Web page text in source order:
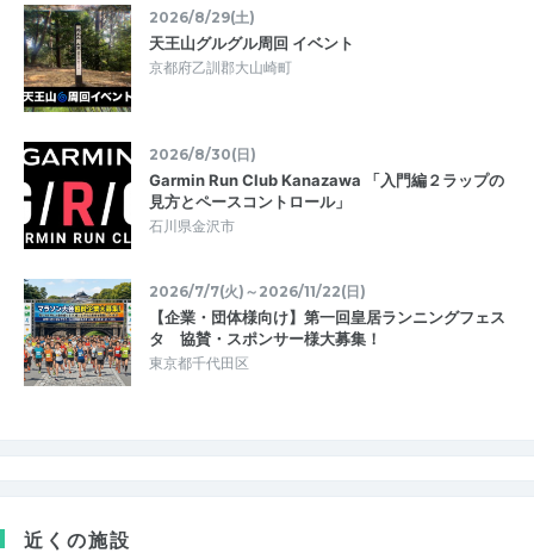
2026/8/29(土)
天王山グルグル周回 イベント
京都府乙訓郡大山崎町
2026/8/30(日)
Garmin Run Club Kanazawa 「入門編２ラップの
見方とペースコントロール」
石川県金沢市
2026/7/7(火)～2026/11/22(日)
⁠【企業・団体様向け】第一回皇居ランニングフェス
タ 協賛・スポンサー様大募集！⁠
東京都千代田区
近くの施設